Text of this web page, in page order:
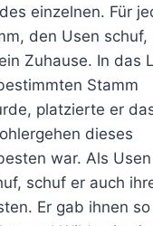
einzelnen. Für
den Usen schuf,
Zuhause. In das
Stamm
platzierte er
dieses
war. Als
schuf er auch
Er gab ihnen